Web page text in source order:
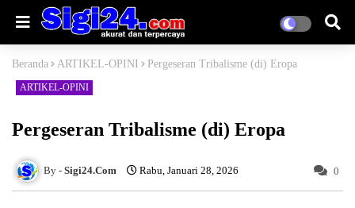
Beranda ARTIKEL-OPINI Pergeseran Tribalisme (di) Eropa
ARTIKEL-OPINI
Pergeseran Tribalisme (di) Eropa
Sigi24.Com Rabu, Januari 28, 2026 0